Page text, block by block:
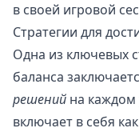
в своей игровой
Стратегии для
Одна из ключевых
баланса
решений на каждом
включает в себя